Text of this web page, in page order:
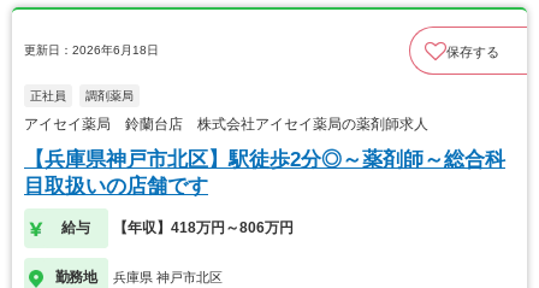
更新日：2026年6月18日 保存する
正社員 調剤薬局
アイセイ薬局 鈴蘭台店 株式会社アイセイ薬局の薬剤師求人
【兵庫県神戸市北区】駅徒歩2分◎～薬剤師～総合科
目取扱いの店舗です
給与 【年収】418万円～806万円
勤務地 兵庫県 神戸市北区